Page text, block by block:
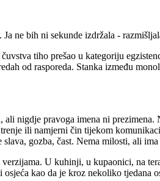
ne bih ni sekunde izdržala -
tiho prešao u kategoriju
od rasporeda. Stanka između
nigdje pravoga imena ni
ili namjerni čin tijekom
gozba, čast. Nema milosti, ali ima
U kuhinji, u kupaonici, na
kao da je kroz nekoliko tjedana